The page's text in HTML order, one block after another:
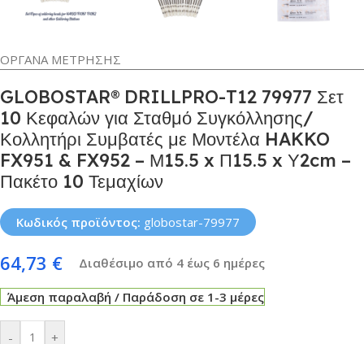
ΟΡΓΑΝΑ ΜΕΤΡΗΣΗΣ
GLOBOSTAR® DRILLPRO-T12 79977 Σετ
10 Κεφαλών για Σταθμό Συγκόλλησης/
Κολλητήρι Συμβατές με Μοντέλα HAKKO
FX951 & FX952 – Μ15.5 x Π15.5 x Υ2cm –
Πακέτο 10 Τεμαχίων
Κωδικός προϊόντος: globostar-79977
64,73 € Διαθέσιμο από 4 έως 6 ημέρες
Άμεση παραλαβή / Παράδοση σε 1-3 μέρες
- +